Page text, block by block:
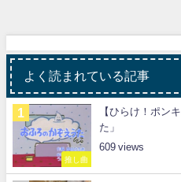
よく読まれている記事
推し曲
【ひらけ！ポン
た」
609